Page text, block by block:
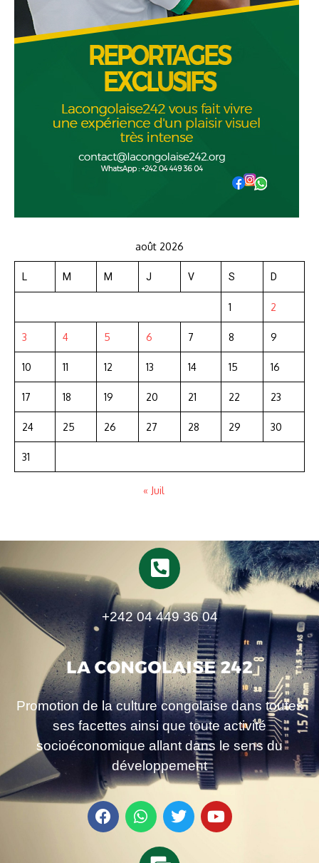
août 2026
L M M J V S D
1 2
3 4 5 6 7 8 9
10 11 12 13 14 15 16
17 18 19 20 21 22 23
24 25 26 27 28 29 30
31
« Juil
+242 04 449 36 04
Promotion de la culture congolaise dans toutes
ses facettes ainsi que toute activité
socioéconomique allant dans le sens du
développement